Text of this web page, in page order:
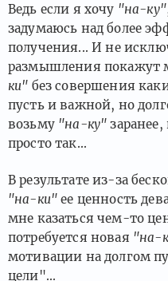
Ведь если я хочу "на-ку"
задумаюсь над более
получения... И не
размышления покажут
ки" без совершения
пусть и важной, но
возьму "на-ку"
просто так...
В результате из-за
"на-ки" ее ценность
мне казаться чем-то
потребуется новая "на-
мотивации на долгом
цели"...